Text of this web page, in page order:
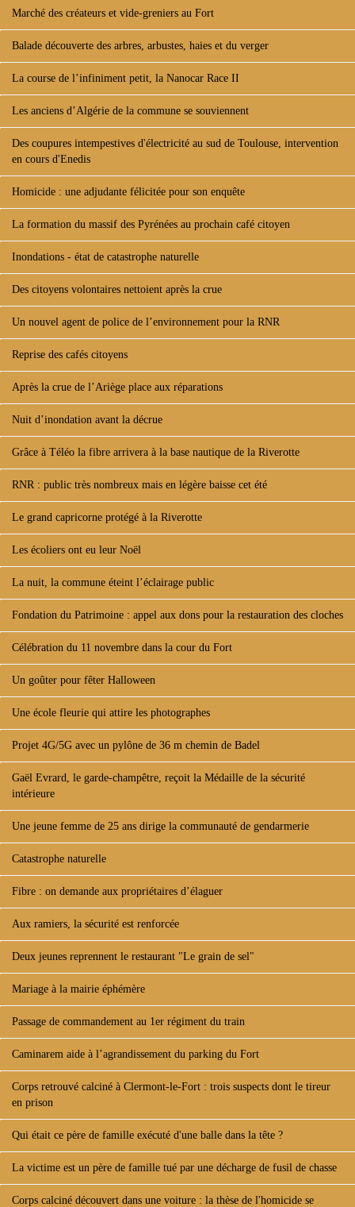
Marché des créateurs et vide-greniers au Fort
Balade découverte des arbres, arbustes, haies et du verger
La course de l’infiniment petit, la Nanocar Race II
Les anciens d’Algérie de la commune se souviennent
Des coupures intempestives d'électricité au sud de Toulouse, intervention
en cours d'Enedis
Homicide : une adjudante félicitée pour son enquête
La formation du massif des Pyrénées au prochain café citoyen
Inondations - état de catastrophe naturelle
Des citoyens volontaires nettoient après la crue
Un nouvel agent de police de l’environnement pour la RNR
Reprise des cafés citoyens
Après la crue de l’Ariège place aux réparations
Nuit d’inondation avant la décrue
Grâce à Téléo la fibre arrivera à la base nautique de la Riverotte
RNR : public très nombreux mais en légère baisse cet été
Le grand capricorne protégé à la Riverotte
Les écoliers ont eu leur Noël
La nuit, la commune éteint l’éclairage public
Fondation du Patrimoine : appel aux dons pour la restauration des cloches
Célébration du 11 novembre dans la cour du Fort
Un goûter pour fêter Halloween
Une école fleurie qui attire les photographes
Projet 4G/5G avec un pylône de 36 m chemin de Badel
Gaël Evrard, le garde-champêtre, reçoit la Médaille de la sécurité
intérieure
Une jeune femme de 25 ans dirige la communauté de gendarmerie
Catastrophe naturelle
Fibre : on demande aux propriétaires d’élaguer
Aux ramiers, la sécurité est renforcée
Deux jeunes reprennent le restaurant "Le grain de sel"
Mariage à la mairie éphémère
Passage de commandement au 1er régiment du train
Caminarem aide à l’agrandissement du parking du Fort
Corps retrouvé calciné à Clermont-le-Fort : trois suspects dont le tireur
en prison
Qui était ce père de famille exécuté d'une balle dans la tête ?
La victime est un père de famille tué par une décharge de fusil de chasse
Corps calciné découvert dans une voiture : la thèse de l'homicide se